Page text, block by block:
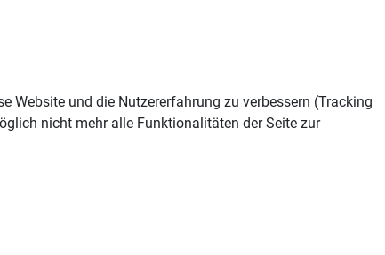
Website und die Nutzererfahrung zu verbessern (Tracking
nicht mehr alle Funktionalitäten der Seite zur